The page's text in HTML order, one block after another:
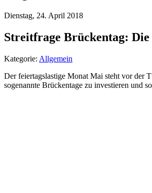
Dienstag, 24. April 2018
Streitfrage Brückentag:
Kategorie: Allgemein
Der feiertagslastige Monat Mai steht vor der
sogenannte Brückentage zu investieren und